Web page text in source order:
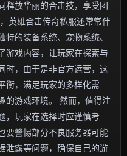
释放华丽的合击技，享受团
英雄合击传奇私服还常常伴
的装备系统、宠物系统、
游戏内容，让玩家在探索与
时，由于是非官方运营，这
衡，满足玩家的多样化需
的游戏环境。 然而，值得注
，玩家在选择时应谨慎考
要警惕部分不良服务器可能
泄露等问题，确保自己的游